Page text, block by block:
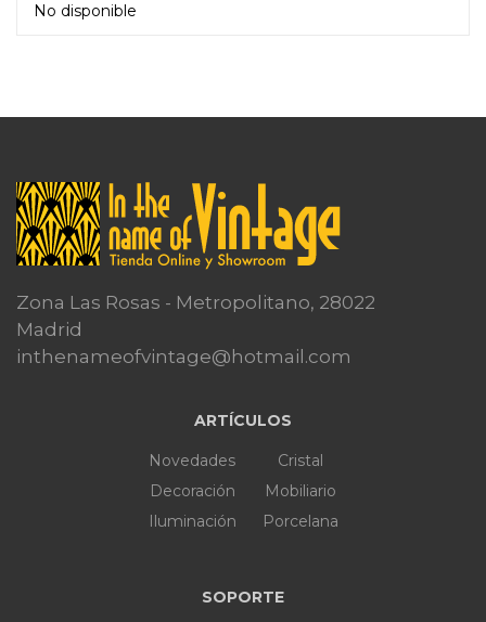
No disponible
Zona Las Rosas - Metropolitano, 28022
Madrid
inthenameofvintage@hotmail.com
ARTÍCULOS
Novedades
Decoración
Iluminación
Cristal
Mobiliario
Porcelana
SOPORTE